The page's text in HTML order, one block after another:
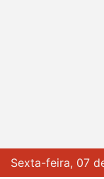
Sexta-feira, 07